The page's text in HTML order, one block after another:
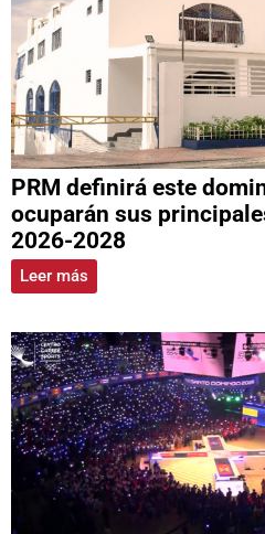
PRM definirá este
ocuparán sus
2026-2028
Leer más